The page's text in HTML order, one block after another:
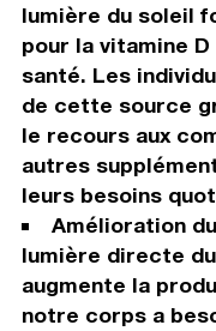
lumière du soleil
pour la vitamine
santé. Les
de cette source
le recours aux
autres
leurs besoins
Amélioration
lumière directe
augmente la
notre corps a